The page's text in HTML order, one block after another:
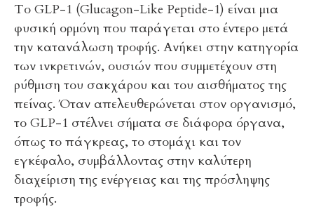
Το GLP-1 (Glucagon-Like Peptide-1) είναι μια
φυσική ορμόνη που παράγεται στο έντερο μετά
την κατανάλωση τροφής. Ανήκει στην κατηγορία
των ινκρετινών, ουσιών που συμμετέχουν στη
ρύθμιση του σακχάρου και του αισθήματος της
πείνας. Όταν απελευθερώνεται στον οργανισμό,
το GLP-1 στέλνει σήματα σε διάφορα όργανα,
όπως το πάγκρεας, το στομάχι και τον
εγκέφαλο, συμβάλλοντας στην καλύτερη
διαχείριση της ενέργειας και της πρόσληψης
τροφής.